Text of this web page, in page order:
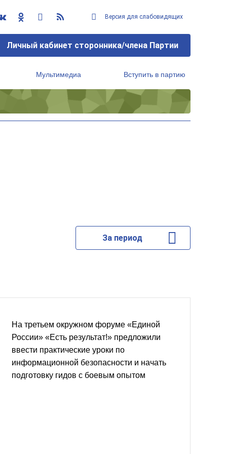
Версия для слабовидящих
Личный кабинет сторонника/члена Партии
Мультимедиа Вступить в партию
За период
На третьем окружном форуме «Единой
России» «Есть результат!» предложили
ввести практические уроки по
информационной безопасности и начать
подготовку гидов с боевым опытом